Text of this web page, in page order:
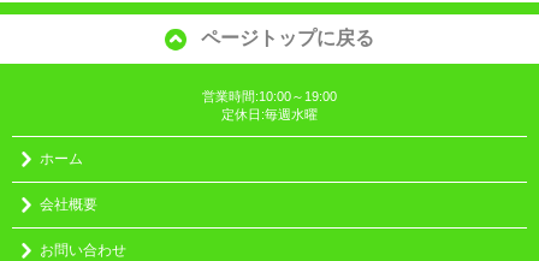
ページトップに戻る
営業時間:10:00～19:00
定休日:毎週水曜
ホーム
会社概要
お問い合わせ